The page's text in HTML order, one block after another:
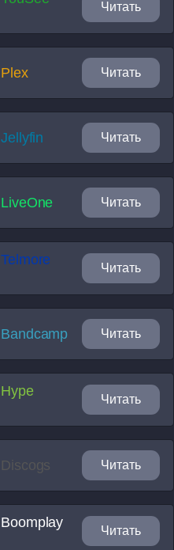
Читать
Plex Читать
Jellyfin Читать
LiveOne Читать
Telmore
Читать
Bandcamp Читать
Hype
Читать
Discogs Читать
Boomplay
Читать